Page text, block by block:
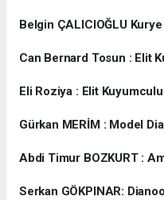
Belgin ÇALICIOĞLU Kurye
Can Bernard Tosun : Elit
Eli Roziya : Elit
Gürkan MERİM : Model
Abdi Timur BOZKURT :
Serkan GÖKPINAR: